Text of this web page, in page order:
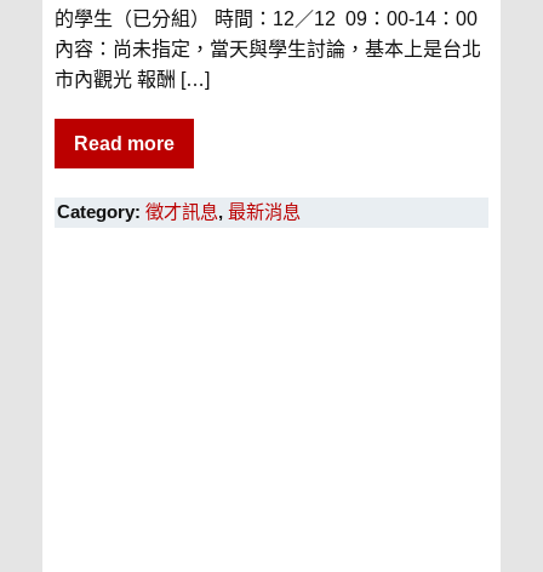
的學生（已分組） 時間：12／12 09：00-14：00
內容：尚未指定，當天與學生討論，基本上是台北
市內觀光 報酬 […]
Read more
Category: 徵才訊息, 最新消息